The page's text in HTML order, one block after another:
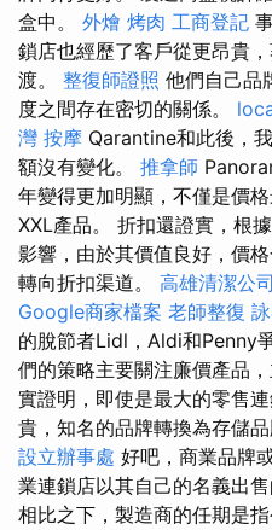
盒中。 外燴 烤肉 工商登記
鎖店也經歷了客戶從更昂貴
渡。 整復師證照 他們自己品
度之間存在密切的關係。
灣 按摩 Qarantine和此後，
額沒有變化。 推拿師
年變得更加明顯，不僅是價
XXL產品。 折扣還證實，根
影響，由於其價值良好，價
轉向折扣渠道。 高雄清潔公司
Google商家檔案 老師整復
的脫節者Lidl，Aldi和Penny
們的策略主要關注廉價產品
實證明，即使是最大的零售
貴，知名的品牌轉換為存儲品
設立辦事處 好吧，商業品牌
業連鎖店以其自己的名義出
相比之下，製造商的任期是